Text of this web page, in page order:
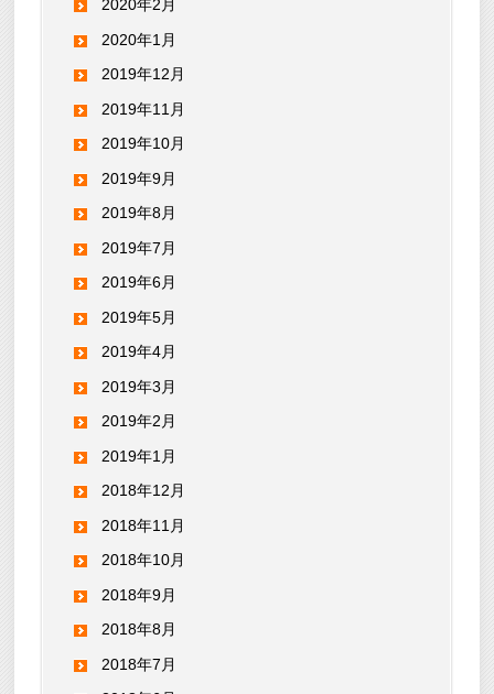
2020年2月
2020年1月
2019年12月
2019年11月
2019年10月
2019年9月
2019年8月
2019年7月
2019年6月
2019年5月
2019年4月
2019年3月
2019年2月
2019年1月
2018年12月
2018年11月
2018年10月
2018年9月
2018年8月
2018年7月